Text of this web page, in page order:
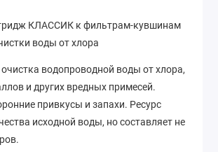
КЛАССИК к фильтрам-кувшинам
воды от хлора
водопроводной воды от хлора,
и других вредных примесей.
привкусы и запахи. Ресурс
исходной воды, но составляет не